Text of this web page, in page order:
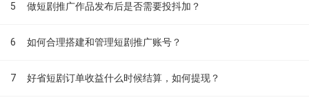
5 做短剧推广作品发布后是否需要投抖加？
6 如何合理搭建和管理短剧推广账号？
7 好省短剧订单收益什么时候结算，如何提现？